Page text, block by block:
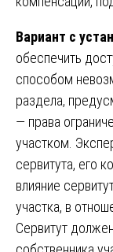
Вариант с
обеспечить
способом
раздела,
— права
участком.
сервитута, его
влияние
участка, в
Сервитут